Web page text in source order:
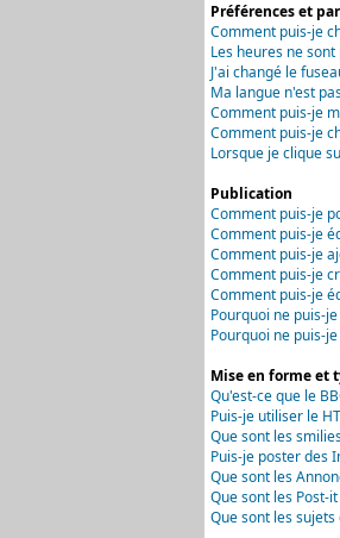
Préférences et
Comment puis-je
Les heures ne
J'ai changé le
Ma langue n'est
Comment puis-je
Comment puis-je
Lorsque je clique
Publication
Comment puis-je
Comment puis-je
Comment puis-je
Comment puis-je
Comment puis-je
Pourquoi ne puis-
Pourquoi ne puis-
Mise en forme et
Qu'est-ce que le
Puis-je utiliser le
Que sont les
Puis-je poster des
Que sont les
Que sont les Post-it
Que sont les